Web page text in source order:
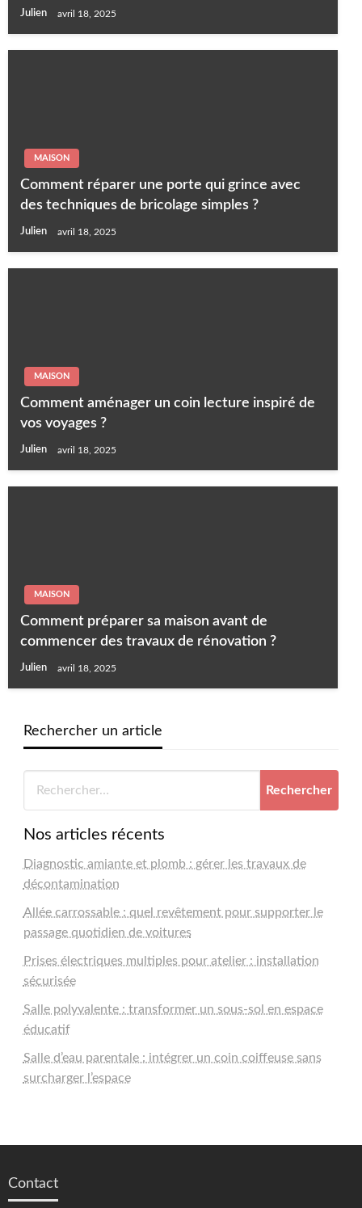
Julien avril 18, 2025
MAISON
Comment réparer une porte qui grince avec
des techniques de bricolage simples ?
Julien avril 18, 2025
MAISON
Comment aménager un coin lecture inspiré de
vos voyages ?
Julien avril 18, 2025
MAISON
Comment préparer sa maison avant de
commencer des travaux de rénovation ?
Julien avril 18, 2025
Rechercher un article
Nos articles récents
Diagnostic amiante et plomb : gérer les travaux de
décontamination
Allée carrossable : quel revêtement pour supporter le
passage quotidien de voitures
Prises électriques multiples pour atelier : installation
sécurisée
Salle polyvalente : transformer un sous-sol en espace
éducatif
Salle d’eau parentale : intégrer un coin coiffeuse sans
surcharger l’espace
Contact